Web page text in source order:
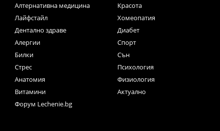
Алтернативна медицина
Красота
Лайфстайл
Хомеопатия
Дентално здраве
Диабет
Алергии
Спорт
Билки
Сън
Стрес
Психология
Анатомия
Физиология
Витамини
Актуално
Форум Lechenie.bg